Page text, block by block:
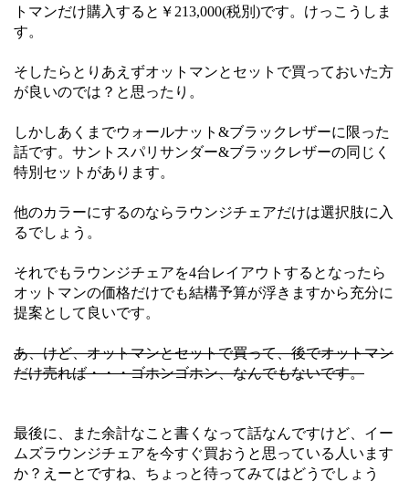
トマンだけ購入すると￥213,000(税別)です。けっこうしま
す。
そしたらとりあえずオットマンとセットで買っておいた方
が良いのでは？と思ったり。
しかしあくまでウォールナット&ブラックレザーに限った
話です。サントスパリサンダー&ブラックレザーの同じく
特別セットがあります。
他のカラーにするのならラウンジチェアだけは選択肢に入
るでしょう。
それでもラウンジチェアを4台レイアウトするとなったら
オットマンの価格だけでも結構予算が浮きますから充分に
提案として良いです。
あ、けど、オットマンとセットで買って、後でオットマン
だけ売れば・・・ゴホンゴホン、なんでもないです。
最後に、また余計なこと書くなって話なんですけど、イー
ムズラウンジチェアを今すぐ買おうと思っている人います
か？えーとですね、ちょっと待ってみてはどうでしょう